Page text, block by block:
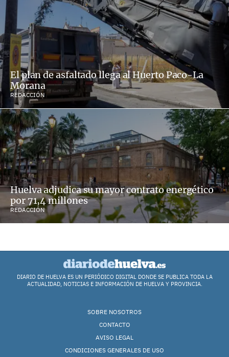
El plan de asfaltado llega al Huerto Paco-La
Morana
REDACCIÓN
Huelva adjudica su mayor contrato energético
por 71,4 millones
REDACCIÓN
DIARIO DE HUELVA ES UN PERIÓDICO DIGITAL DONDE SE PUBLICA TODA LA
ACTUALIDAD, NOTICIAS E INFORMACIÓN DE HUELVA Y PROVINCIA.
SOBRE NOSOTROS
CONTACTO
AVISO LEGAL
CONDICIONES GENERALES DE USO